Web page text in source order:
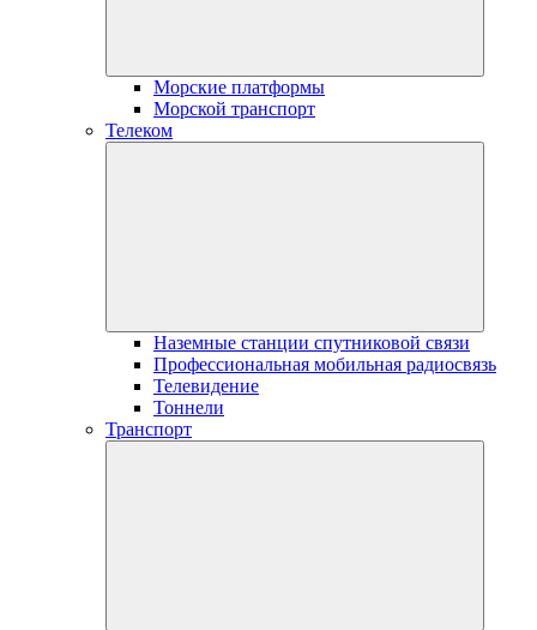
Морские платформы
Морской транспорт
Телеком
Наземные станции спутниковой связи
Профессиональная мобильная радиосвязь
Телевидение
Тоннели
Транспорт